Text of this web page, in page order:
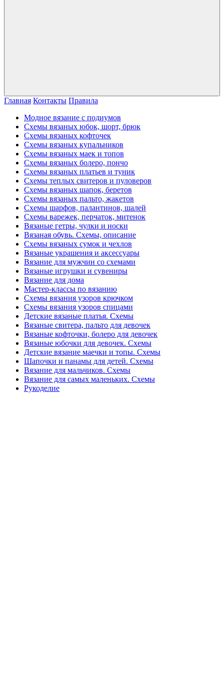
Главная Контакты Правила
Модное вязание с подиумов
Схемы вязаных юбок, шорт, брюк
Схемы вязаных кофточек
Схемы вязаных купальников
Схемы вязаных маек и топов
Схемы вязаных болеро, пончо
Схемы вязаных платьев и туник
Схемы теплых свитеров и пуловеров
Схемы вязаных шапок, беретов
Схемы вязаных пальто, жакетов
Схемы шарфов, палантинов, шалей
Схемы варежек, перчаток, митенок
Вязаные гетры, чулки и носки
Вязаная обувь. Схемы, описание
Схемы вязаных сумок и чехлов
Вязаные украшения и аксессуары
Вязание для мужчин со схемами
Вязаные игрушки и сувениры
Вязание для дома
Мастер-классы по вязанию
Схемы вязания узоров крючком
Схемы вязания узоров спицами
Детские вязаные платья. Схемы
Вязаные свитера, пальто для девочек
Вязаные кофточки, болеро для девочек
Вязаные юбочки для девочек. Схемы
Детские вязание маечки и топы. Схемы
Шапочки и панамы для детей. Схемы
Вязание для мальчиков. Схемы
Вязание для самых маленьких. Схемы
Рукоделие